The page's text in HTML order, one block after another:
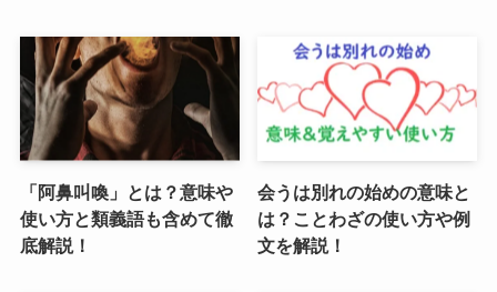
「阿鼻叫喚」とは？意味や
使い方と類義語も含めて徹
底解説！
会うは別れの始めの意味と
は？ことわざの使い方や例
文を解説！